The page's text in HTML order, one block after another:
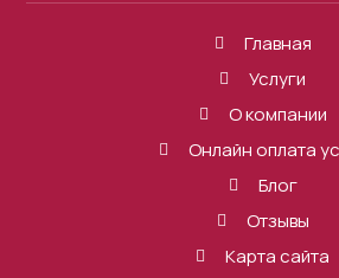
Главная
Услуги
О компании
Онлайн оплата
Блог
Отзывы
Карта сайта